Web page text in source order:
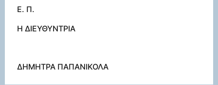
Ε. Π.
Η ΔΙΕΥΘΥΝΤΡΙΑ
ΔΗΜΗΤΡΑ ΠΑΠΑΝΙΚΟΛΑ